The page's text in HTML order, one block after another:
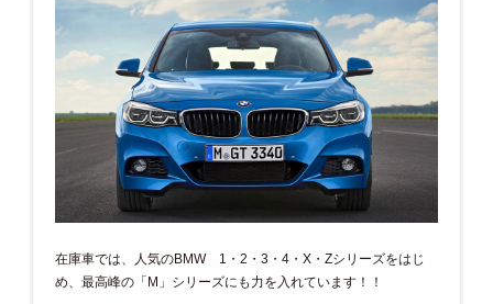
在庫車では、人気のBMW 1・2・3・4・X・Zシリーズをはじ
め、最高峰の「M」シリーズにも力を入れています！！